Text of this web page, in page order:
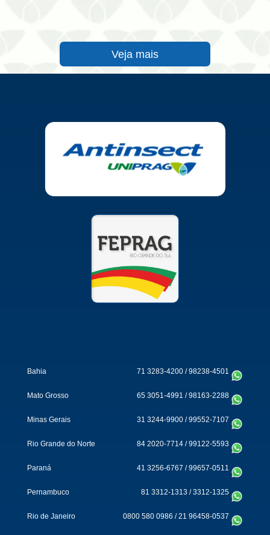
Veja mais
Bahia 71 3283-4200 /98238-4501
Mato Grosso 65 3051-4991 /98163-2288
Minas Gerais 31 3244-9900 /99552-7107
Rio Grande do Norte 84 2020-7714 /99122-5593
Paraná 41 3256-6767 /99657-0511
Pernambuco 81 3312-1313 /3312-1325
Rio de Janeiro 0800 580 0986 /21 96458-0537